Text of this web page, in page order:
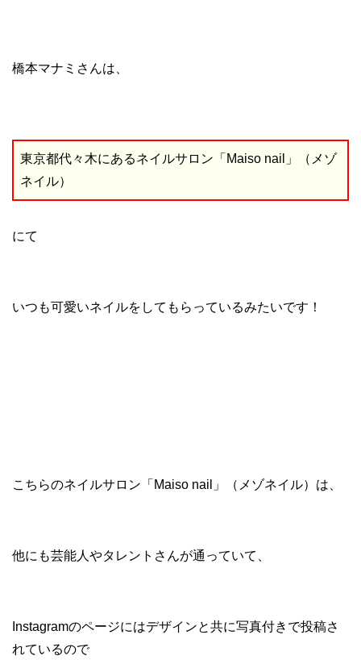
橋本マナミさんは、
東京都代々木にあるネイルサロン「Maiso nail」（メゾ
ネイル）
にて
いつも可愛いネイルをしてもらっているみたいです！
こちらのネイルサロン「Maiso nail」（メゾネイル）は、
他にも芸能人やタレントさんが通っていて、
Instagramのページにはデザインと共に写真付きで投稿さ
れているので